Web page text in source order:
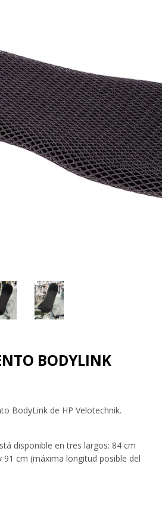
BODYLINK
BodyLink de HP Velotechnik.
disponible en tres largos: 84 cm
cm (máxima longitud posible del